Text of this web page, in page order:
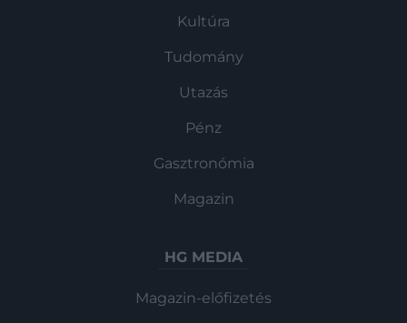
Kultúra
Tudomány
Utazás
Pénz
Gasztronómia
Magazin
HG MEDIA
Magazin-előfizetés